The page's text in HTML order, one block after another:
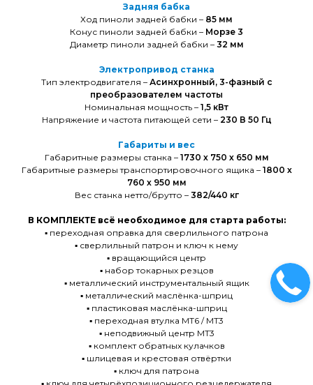
Задняя бабка
Ход пиноли задней бабки – 85 мм
Конус пиноли задней бабки – Морзе 3
Диаметр пиноли задней бабки – 32 мм
Электропривод станка
Тип электродвигателя – Асинхронный, 3-фазный с
преобразователем частоты
Номинальная мощность – 1,5 кВт
Напряжение и частота питающей сети – 230 В 50 Гц
Габариты и вес
Габаритные размеры станка – 1730 х 750 х 650 мм
Габаритные размеры транспортировочного ящика – 1800 х
760 х 950 мм
Вес станка нетто/брутто – 382/440 кг
В КОМПЛЕКТЕ всё необходимое для старта работы:
▪️ переходная оправка для сверлильного патрона
▪️ сверлильный патрон и ключ к нему
▪️ вращающийся центр
▪️ набор токарных резцов
▪️ металлический инструментальный ящик
▪️ металлический маслёнка-шприц
▪️ пластиковая маслёнка-шприц
▪️ переходная втулка MT6 / MT3
▪️ неподвижный центр MT3
▪️ комплект обратных кулачков
▪️ шлицевая и крестовая отвёртки
▪️ ключ для патрона